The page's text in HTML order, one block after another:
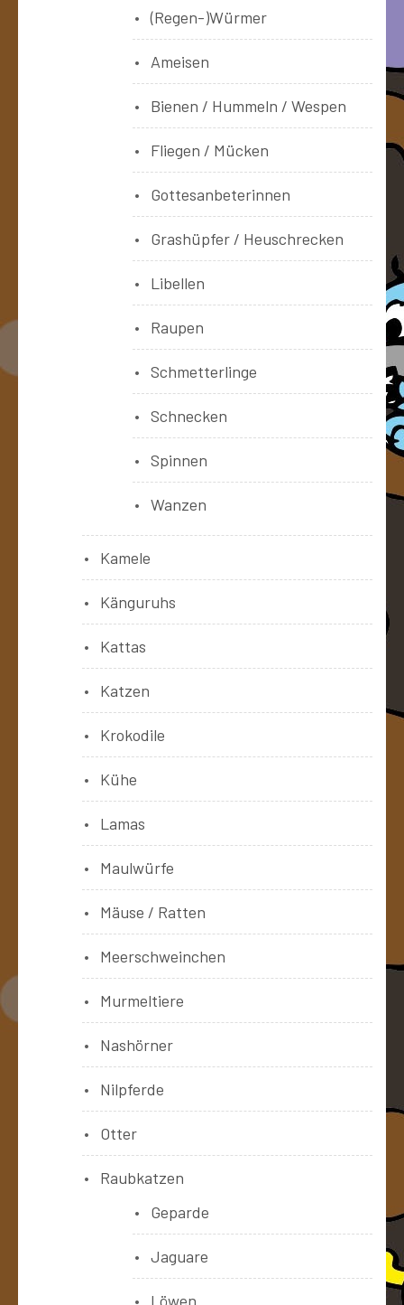
(Regen-)Würmer
Ameisen
Bienen / Hummeln / Wespen
Fliegen / Mücken
Gottesanbeterinnen
Grashüpfer / Heuschrecken
Libellen
Raupen
Schmetterlinge
Schnecken
Spinnen
Wanzen
Kamele
Känguruhs
Kattas
Katzen
Krokodile
Kühe
Lamas
Maulwürfe
Mäuse / Ratten
Meerschweinchen
Murmeltiere
Nashörner
Nilpferde
Otter
Raubkatzen
Geparde
Jaguare
Löwen